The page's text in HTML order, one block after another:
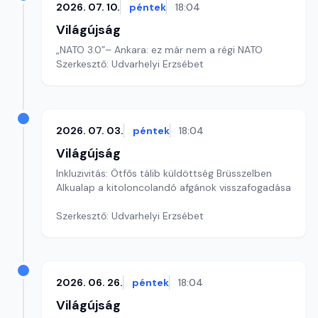
2026. 07. 10. péntek 18:04
Világújság
„NATO 3.0”– Ankara: ez már nem a régi NATO
Szerkesztő: Udvarhelyi Erzsébet
2026. 07. 03. péntek 18:04
Világújság
Inkluzivitás: Ötfős tálib küldöttség Brüsszelben
Alkualap a kitoloncolandó afgánok visszafogadása
Szerkesztő: Udvarhelyi Erzsébet
2026. 06. 26. péntek 18:04
Világújság